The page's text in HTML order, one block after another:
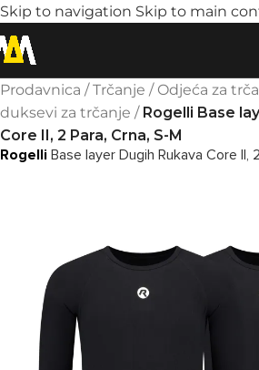
Skip to navigation Skip to main
Prodavnica /Trčanje / Odjeća za
duksevi za trčanje / Rogelli Base
Core II, 2 Para, Crna, S-M
Rogelli Base layer Dugih Rukava Core II,